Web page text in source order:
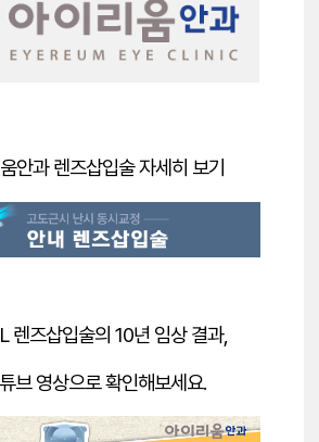
안과 렌즈삽입술자세히 보기
렌즈삽입술의 10년 임상 결과,
브 영상으로 확인해보세요.